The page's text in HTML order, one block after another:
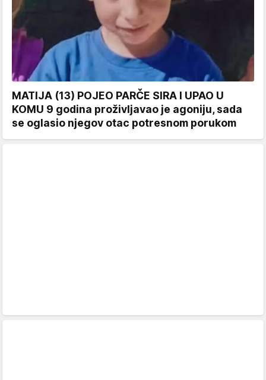
MATIJA (13) POJEO PARČE SIRA I UPAO U
KOMU 9 godina proživljavao je agoniju, sada
se oglasio njegov otac potresnom porukom